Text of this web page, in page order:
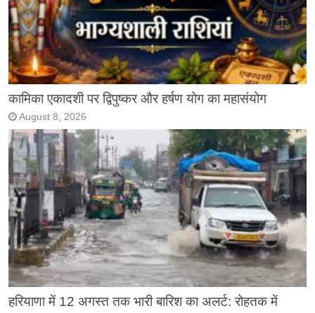
कामिका एकादशी पर द्विपुष्कर और हर्षण योग का महासंयोग
August 8, 2026
हरियाणा में 12 अगस्त तक भारी बारिश का अलर्ट: रोहतक में